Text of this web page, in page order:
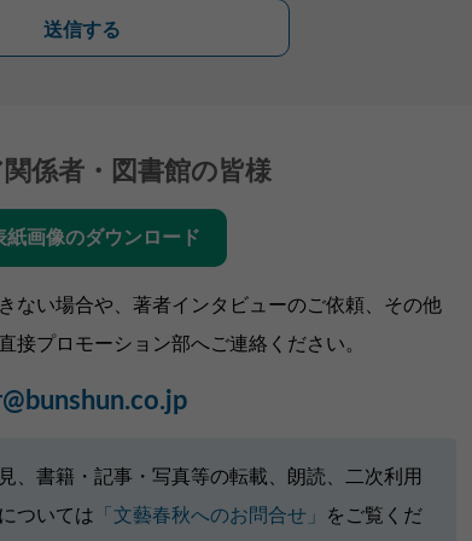
送信する
係者・図書館の皆様
紙画像のダウンロード
ない場合や、著者インタビューのご依頼、その他
接プロモーション部へご連絡ください。
、書籍・記事・写真等の転載、朗読、二次利用
ついては 「文藝春秋へのお問合せ」 をご覧くだ